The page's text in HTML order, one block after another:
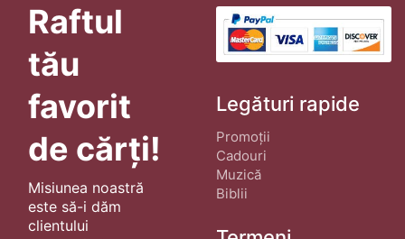
Raftul
tău
favorit
de cărți!
Misiunea noastră
este să-i dăm
clientului
Legături rapide
Promoții
Cadouri
Muzică
Biblii